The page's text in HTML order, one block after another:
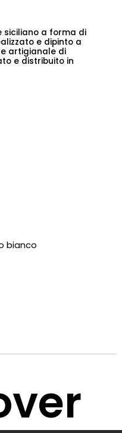
siciliano a forma di
e dipinto a
artigianale di
e distribuito in
bianco